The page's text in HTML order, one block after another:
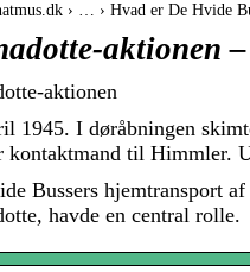
› … › Hvad er De Hvide
aktionen
aktionen
1945. I døråbningen
kontaktmand til Himmler.
Bussers hjemtransport
havde en central rolle.